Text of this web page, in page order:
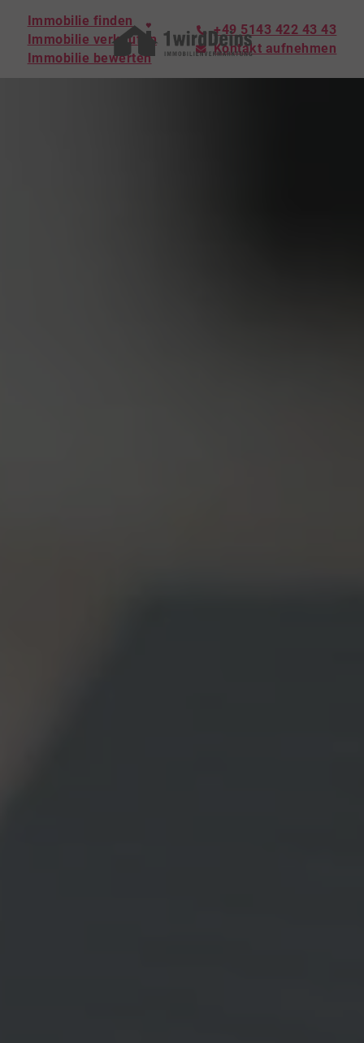
Immobilie finden
Immobilie verkaufen
Immobilie bewerten
+49 5143 422 43 43
Kontakt aufnehmen